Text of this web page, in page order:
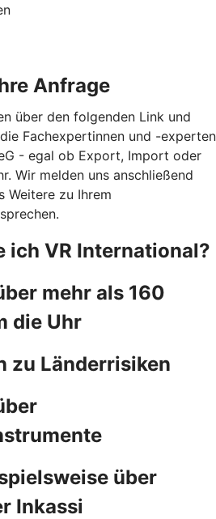
Anfrage
über den folgenden Link und
Fachexpertinnen und -experten
- egal ob Export, Import oder
Wir melden uns anschließend
Weitere zu Ihrem
ich VR International?
mehr als 160
die Uhr
zu Länderrisiken
über
Inkassi